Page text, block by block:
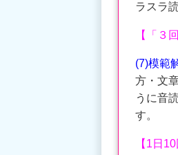
ラスラ
【「３
(7)模範
方・文
うに音
す。
【1日